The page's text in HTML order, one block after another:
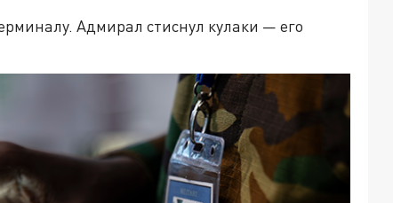
Адмирал стиснул кулаки — его